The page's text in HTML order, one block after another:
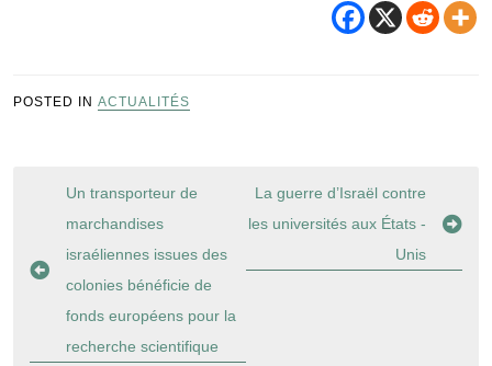
POSTED IN ACTUALITÉS
Navigation
l’article
Un transporteur de
marchandises
israéliennes issues des
colonies bénéficie de
fonds européens pour la
recherche scientifique
La guerre d’Israël contre
les universités aux États -
Unis